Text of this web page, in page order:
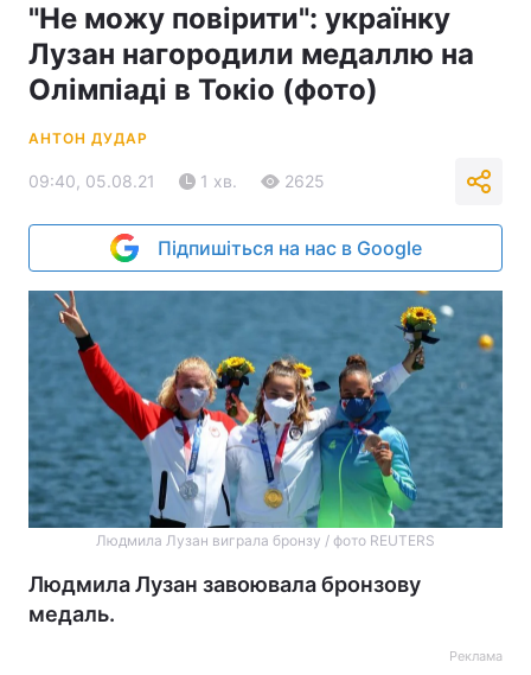
"Не можу повірити": українку
Лузан нагородили медаллю на
Олімпіаді в Токіо (фото)
АНТОН ДУДАР
09:40, 05.08.21 1 хв. 2625
Підпишіться на нас в Google
Людмила Лузан виграла бронзу / фото REUTERS
Людмила Лузан завоювала бронзову
медаль.
Реклама